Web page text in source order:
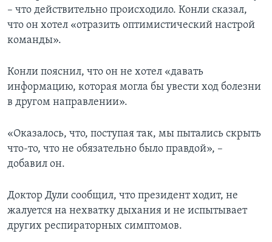
– что действительно происходило. Конли сказал,
что он хотел «отразить оптимистический настрой
команды».
Конли пояснил, что он не хотел «давать
информацию, которая могла бы увести ход болезни
в другом направлении».
«Оказалось, что, поступая так, мы пытались скрыть
что-то, что не обязательно было правдой», –
добавил он.
Доктор Дули сообщил, что президент ходит, не
жалуется на нехватку дыхания и не испытывает
других респираторных симптомов.